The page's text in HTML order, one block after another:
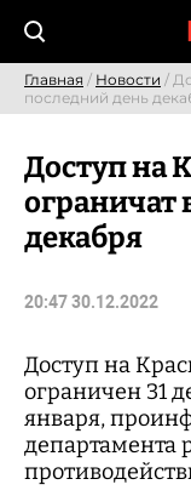
Главная / Новости /
последний день
Доступ на
ограничат
декабря
20:47 30.12.2022
Доступ на
ограничен 31
января,
департамента